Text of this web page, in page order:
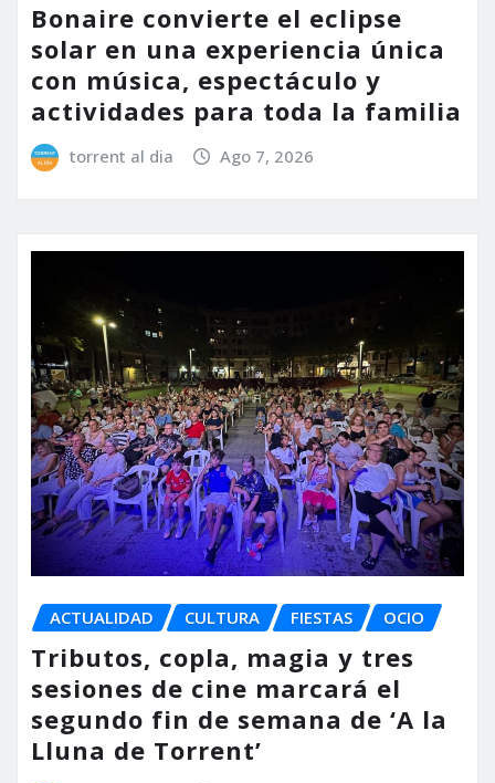
Bonaire convierte el eclipse
solar en una experiencia única
con música, espectáculo y
actividades para toda la familia
torrent al dia Ago 7, 2026
ACTUALIDAD CULTURA FIESTAS OCIO
Tributos, copla, magia y tres
sesiones de cine marcará el
segundo fin de semana de ‘A la
Lluna de Torrent’